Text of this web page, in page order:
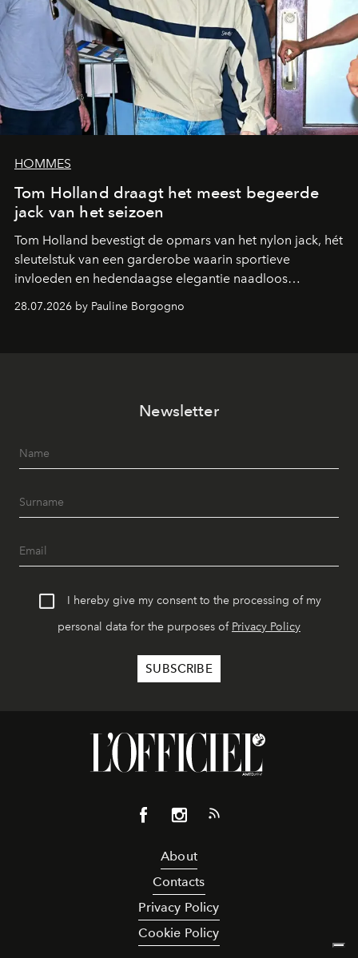
HOMMES
Tom Holland draagt het meest begeerde
jack van het seizoen
Tom Holland bevestigt de opmars van het nylon jack, hét
sleutelstuk van een garderobe waarin sportieve
invloeden en hedendaagse elegantie naadloos
samenkomen.
28.07.2026 by Pauline Borgogno
Newsletter
I hereby give my consent to the processing of my
personal data for the purposes of Privacy Policy
About
Contacts
Privacy Policy
Cookie Policy